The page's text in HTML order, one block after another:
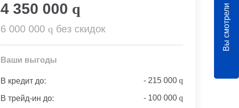
4 350 000 q
6 000 000 q без скидок
Ваши выгоды
В кредит до: - 215 000 q
В трейд-ин до: - 100 000 q
Вы смотрели